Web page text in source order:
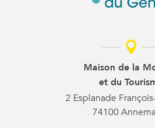
Maison de la
et du
2 Esplanade
74100